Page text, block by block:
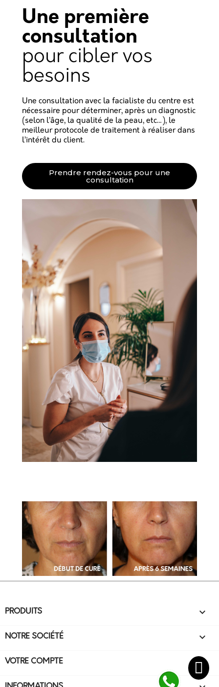
Une première
consultation
pour cibler vos
besoins
Une consultation avec la facialiste du centre est
nécessaire pour déterminer, après un diagnostic
(selon l’âge, la qualité de la peau, etc…), le
meilleur protocole de traitement à réaliser dans
l’intérêt du client.
Prendre rendez-vous pour une
consultation
PRODUITS 
NOTRE SOCIÉTÉ 
VOTRE COMPTE 